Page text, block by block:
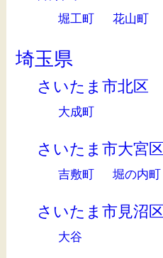
堀工町 花山町
埼玉県
さいたま市北区
大成町
さいたま市大宮区
吉敷町 堀の内町
さいたま市見沼区
大谷